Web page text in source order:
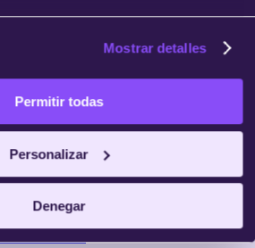
Mostrar detalles
Permitir todas
Personalizar
Denegar
Estratégica e
Artificial